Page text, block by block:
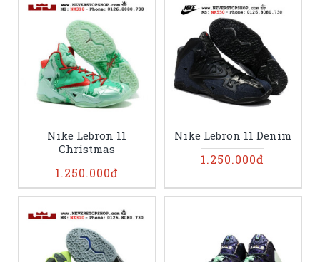
Nike Lebron 11
Christmas
1.250.000đ
Nike Lebron 11 Denim
1.250.000đ